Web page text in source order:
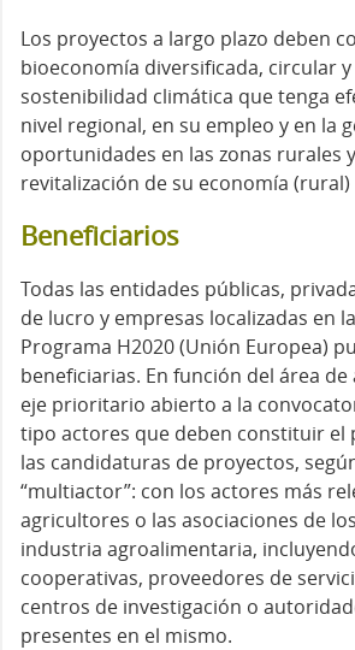
Los proyectos a largo plazo deben
bioeconomía diversificada, circular
sostenibilidad climática que tenga
nivel regional, en su empleo y en la
oportunidades en las zonas rurales
revitalización de su economía (rural)
Beneficiarios
Todas las entidades públicas,
de lucro y empresas localizadas en
Programa H2020 (Unión Europea)
beneficiarias. En función del área
eje prioritario abierto a la
tipo actores que deben constituir el
las candidaturas de proyectos,
“multiactor”: con los actores más
agricultores o las asociaciones de
industria agroalimentaria,
cooperativas, proveedores de
centros de investigación o
presentes en el mismo.